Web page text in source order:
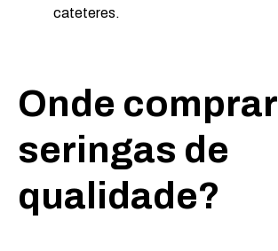
cateteres.
Onde comprar
seringas de
qualidade?